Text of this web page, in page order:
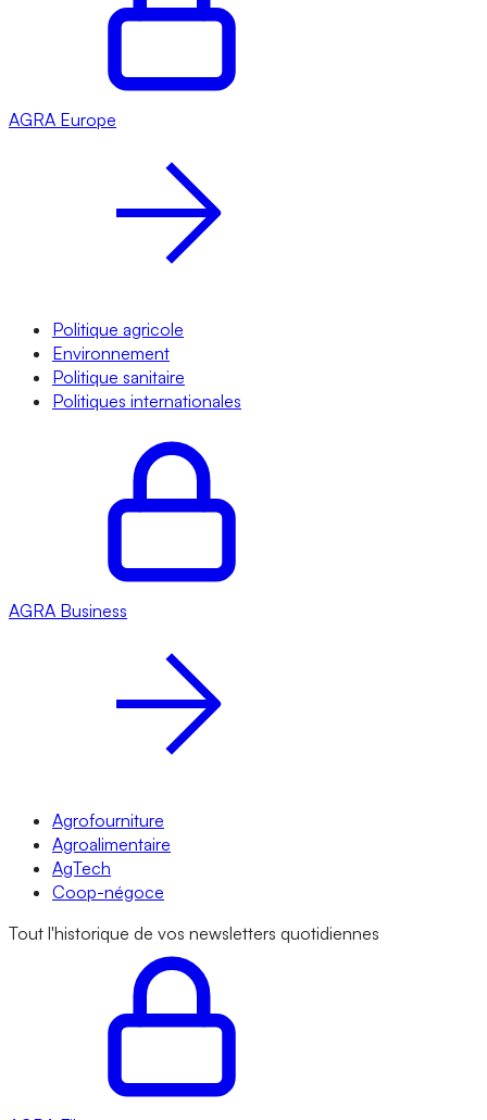
AGRA Europe
Politique agricole
Environnement
Politique sanitaire
Politiques internationales
AGRA Business
Agrofourniture
Agroalimentaire
AgTech
Coop-négoce
Tout l'historique de vos newsletters quotidiennes